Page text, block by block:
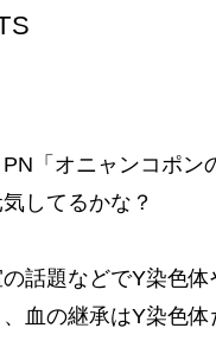
「オニャンコポン
してるかな？
話題などでY染色
血の継承はY染色